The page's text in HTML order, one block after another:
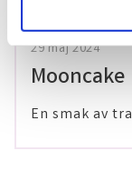
29 maj 2024
Mooncake
En smak av